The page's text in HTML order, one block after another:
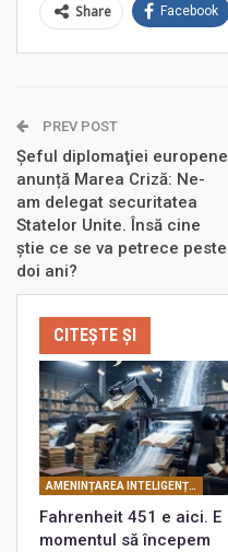
Share Facebook
PREV POST
Şeful diplomaţiei europene
anunță Marea Criză: Ne-
am delegat securitatea
Statelor Unite. Însă cine
ştie ce se va petrece peste
doi ani?
CITEȘTE ȘI
AMENINȚAREA INTELIGENȚEI ARTIFICIALE
Fahrenheit 451 e aici. E
momentul să începem